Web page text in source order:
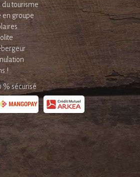
du tourisme
en groupe
!
% sécurisé